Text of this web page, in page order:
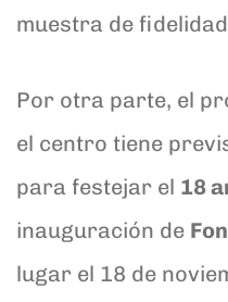
muestra de
Por otra parte, el
el centro tiene
para festejar el 18
inauguración de
lugar el 18 de